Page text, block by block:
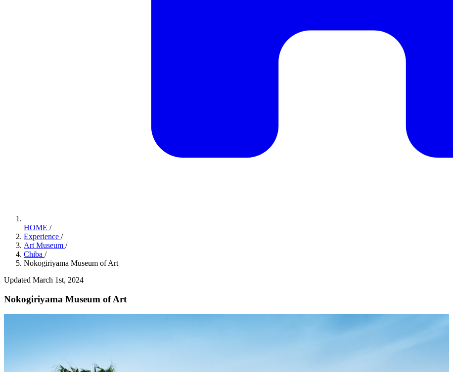
HOME /
Experience /
Art Museum /
Chiba /
Nokogiriyama Museum of Art
Updated March 1st, 2024
Nokogiriyama Museum of Art